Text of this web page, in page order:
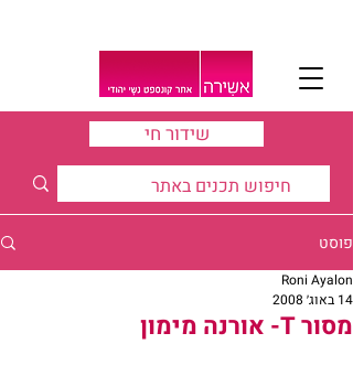
שידור חי
פוסט
מסור T- אורנה מימון
Roni Ayalon
14 באוג׳ 2008